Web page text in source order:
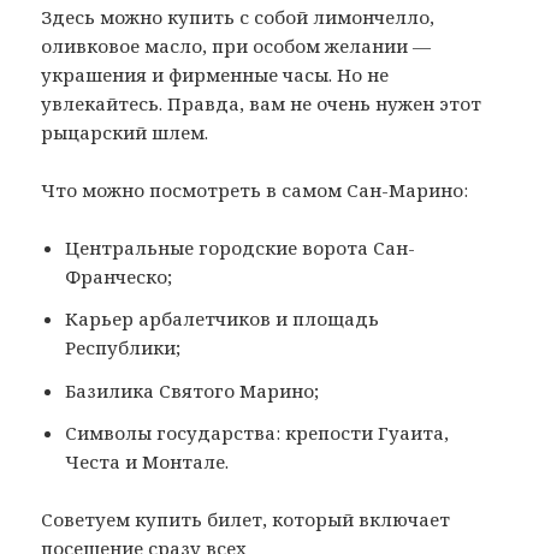
Здесь можно купить с собой лимончелло,
оливковое масло, при особом желании —
украшения и фирменные часы. Но не
увлекайтесь. Правда, вам не очень нужен этот
рыцарский шлем.
Что можно посмотреть в самом Сан-Марино:
Центральные городские ворота Сан-
Франческо;
Карьер арбалетчиков и площадь
Республики;
Базилика Святого Марино;
Символы государства: крепости Гуаита,
Честа и Монтале.
Советуем купить билет, который включает
посещение сразу всех